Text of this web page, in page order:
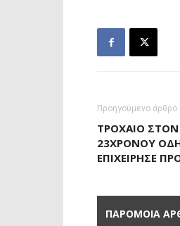
Προηγούμενο άρθρο
ΤΡΟΧΑΊΟ
23ΧΡΟΝΟΥ
ΕΠΙΧΕΊΡΗΣΕ
ΠΑΡΟΜΟΙΑ